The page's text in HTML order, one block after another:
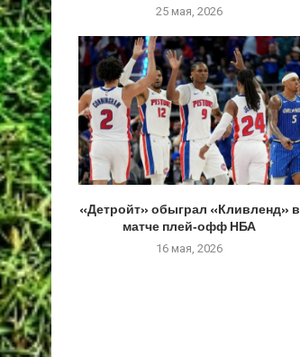
25 мая, 2026
«Детройт» обыграл «Кливленд» в
матче плей‑офф НБА
16 мая, 2026